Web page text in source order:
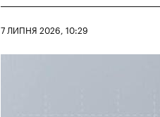
7 ЛИПНЯ 2026, 10:29